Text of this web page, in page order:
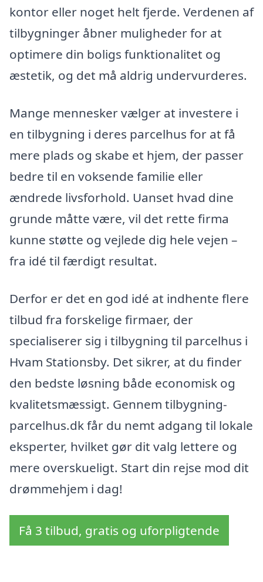
kontor eller noget helt fjerde. Verdenen af
tilbygninger åbner muligheder for at
optimere din boligs funktionalitet og
æstetik, og det må aldrig undervurderes.
Mange mennesker vælger at investere i
en tilbygning i deres parcelhus for at få
mere plads og skabe et hjem, der passer
bedre til en voksende familie eller
ændrede livsforhold. Uanset hvad dine
grunde måtte være, vil det rette firma
kunne støtte og vejlede dig hele vejen –
fra idé til færdigt resultat.
Derfor er det en god idé at indhente flere
tilbud fra forskelige firmaer, der
specialiserer sig i tilbygning til parcelhus i
Hvam Stationsby. Det sikrer, at du finder
den bedste løsning både economisk og
kvalitetsmæssigt. Gennem tilbygning-
parcelhus.dk får du nemt adgang til lokale
eksperter, hvilket gør dit valg lettere og
mere overskueligt. Start din rejse mod dit
drømmehjem i dag!
Få 3 tilbud, gratis og uforpligtende